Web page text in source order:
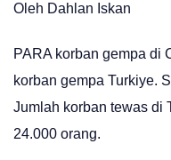
Oleh Dahlan Iskan
PARA korban gempa di
korban gempa Turkiye.
Jumlah korban tewas di
24.000 orang.